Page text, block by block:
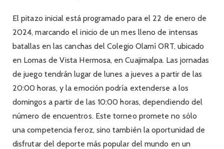
El pitazo inicial está programado para el 22 de enero de
2024, marcando el inicio de un mes lleno de intensas
batallas en las canchas del Colegio Olamí ORT, ubicado
en Lomas de Vista Hermosa, en Cuajimalpa. Las jornadas
de juego tendrán lugar de lunes a jueves a partir de las
20:00 horas, y la emoción podría extenderse a los
domingos a partir de las 10:00 horas, dependiendo del
número de encuentros. Este torneo promete no sólo
una competencia feroz, sino también la oportunidad de
disfrutar del deporte más popular del mundo en un